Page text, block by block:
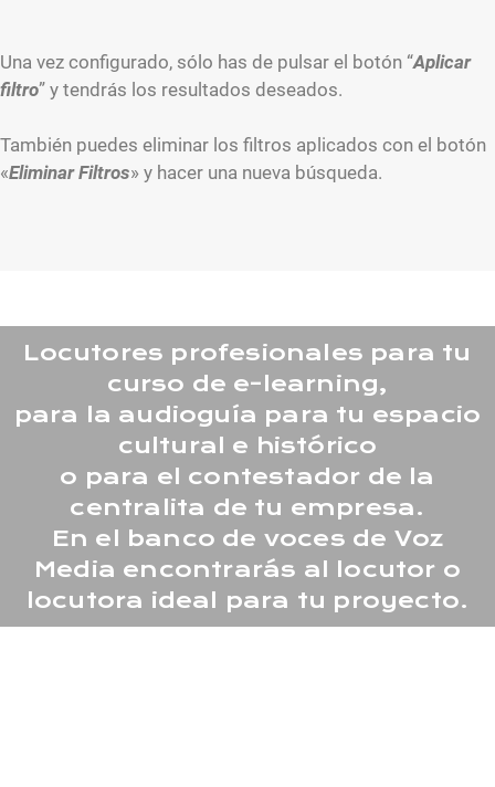
Una vez configurado, sólo has de pulsar el botón “Aplicar
filtro” y tendrás los resultados deseados.
También puedes eliminar los filtros aplicados con el botón
«Eliminar Filtros» y hacer una nueva búsqueda.
Locutores profesionales para tu
curso de e-learning,
para la audioguía para tu espacio
cultural e histórico
o para el contestador de la
centralita de tu empresa.
En el banco de voces de Voz
Media encontrarás al locutor o
locutora ideal para tu proyecto.